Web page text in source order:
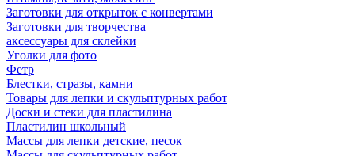
Заготовки для открыток с конвертами
Заготовки для творчества
аксессуары для склейки
Уголки для фото
Фетр
Блестки, стразы, камни
Товары для лепки и скульптурных работ
Доски и стеки для пластилина
Пластилин школьный
Массы для лепки детские, песок